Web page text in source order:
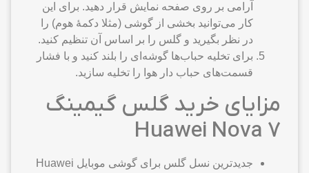
آرامی بر روی صفحه نمایش قرار دهید. برای این
کار می‌توانید بخشی از گوشی (مثلا دکمهٔ هوم) را
در نظر بگیرید و گلس را بر اساس آن تنظیم کنید.
برای تخلیه حباب‌ها گوشه‌ای را بلند کنید و با فشار
قسمت‌های حباب دار هوا را تخلیه سازید.
مزایای خرید گلس گیمینگ
Huawei Nova 7
جدیدترین نسل گلس برای گوشی موبایل Huawei